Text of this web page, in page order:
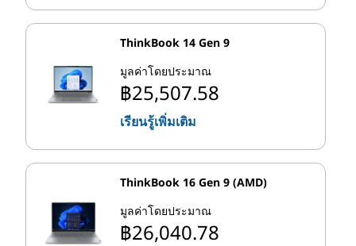
ThinkBook 14 Gen 9
มูลค่าโดยประมาณ
฿25,507.58
เรียนรู้เพิ่มเติม
ThinkBook 16 Gen 9 (AMD)
มูลค่าโดยประมาณ
฿26,040.78